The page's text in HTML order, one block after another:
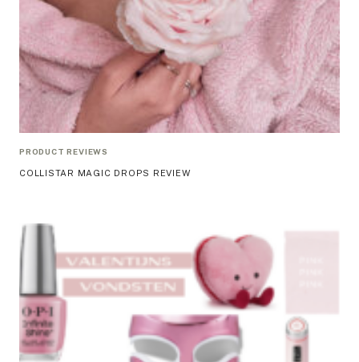
PRODUCT REVIEWS
COLLISTAR MAGIC DROPS REVIEW